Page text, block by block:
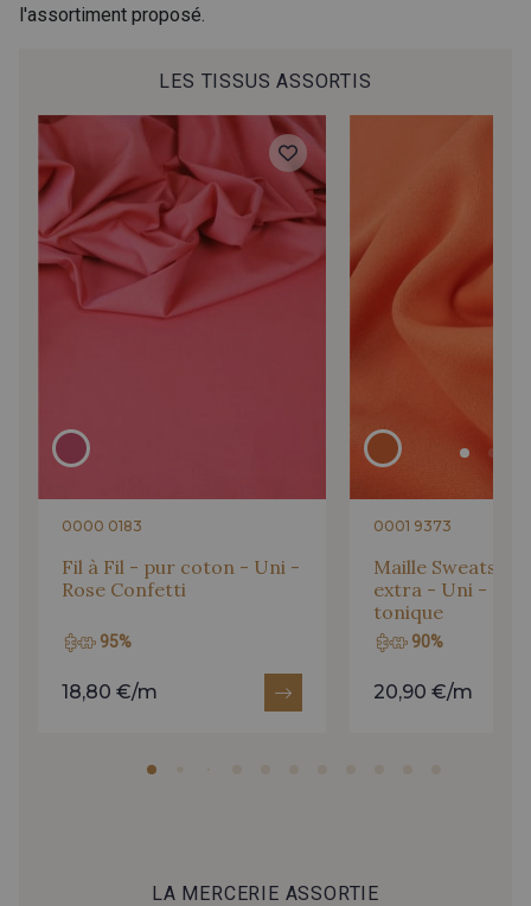
l'assortiment proposé.
LES TISSUS ASSORTIS
0000 0183
Fil à Fil - pur coton - Uni -
Rose Confetti
95%
18,80 €/m
0001 9373
Maille
extra - Uni -
tonique
90%
20,90 €/m
LA MERCERIE ASSORTIE